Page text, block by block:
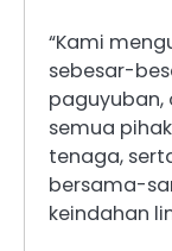
“Kami
sebesar-
semua
tenaga,
bersama-
keindahan